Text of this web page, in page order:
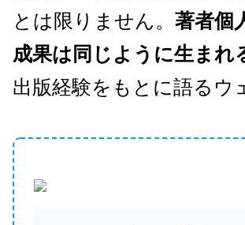
とは限りません。 著者個
成果は同じように生まれ
出版経験をもとに語るウ